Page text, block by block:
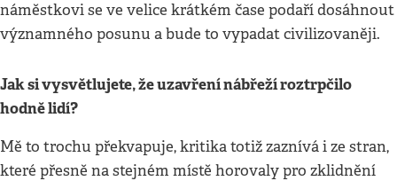
náměstkovi se ve velice krátkém čase podaří dosáhnout
významného posunu a bude to vypadat civilizovaněji.
Jak si vysvětlujete, že uzavření nábřeží roztrpčilo
hodně lidí?
Mě to trochu překvapuje, kritika totiž zaznívá i ze stran,
které přesně na stejném místě horovaly pro zklidnění